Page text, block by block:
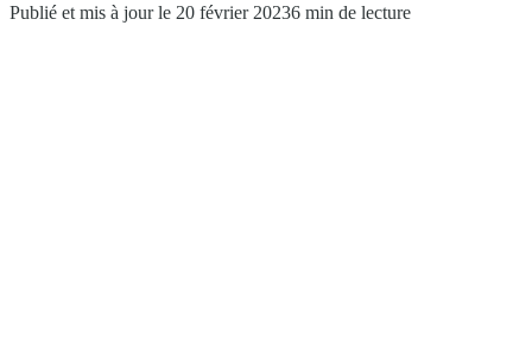
Publié et mis à jour le 20 février 20236 min de lecture